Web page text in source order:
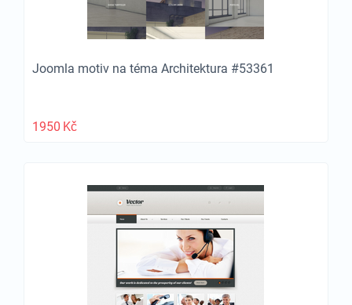
Joomla motiv na téma Architektura #53361
1950 Kč